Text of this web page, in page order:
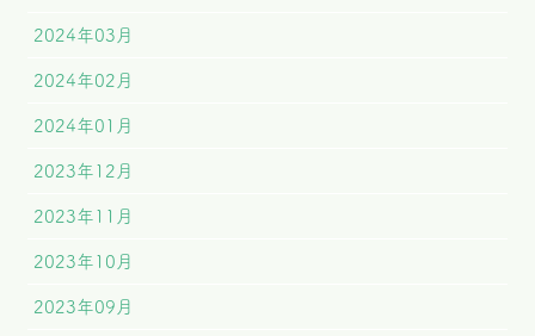
2024年03月
2024年02月
2024年01月
2023年12月
2023年11月
2023年10月
2023年09月